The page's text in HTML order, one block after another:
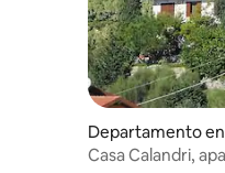
Departamento en
a
Casa Calandri,